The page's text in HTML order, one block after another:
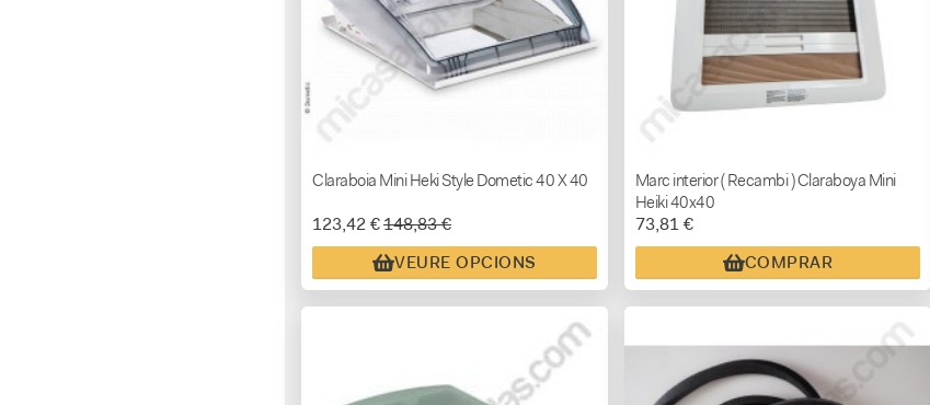
Claraboia Mini Heki Style Dometic 40 X 40
123,42 €148,83 €
VEURE OPCIONS
Marc interior ( Recambi ) Claraboya Mini
Heiki 40x40
73,81 €
COMPRAR